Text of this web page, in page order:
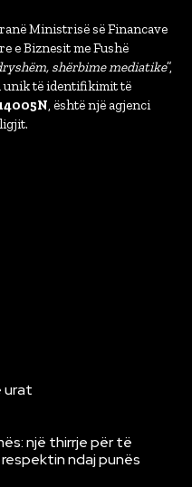
Ministrisë së Financave
e Biznesit me Fushë
shërbime mediatike”,
unik të identifikimit të
, është një agjenci
urat
një thirrje për të
ndaj punës